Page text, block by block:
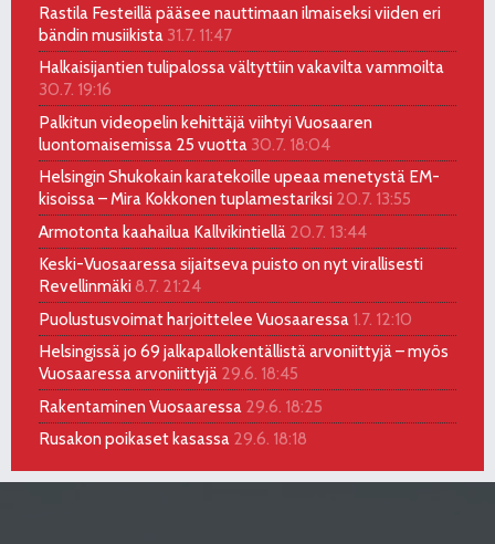
Rastila Festeillä pääsee nauttimaan ilmaiseksi viiden eri
bändin musiikista 31.7. 11:47
Halkaisijantien tulipalossa vältyttiin vakavilta vammoilta
30.7. 19:16
Palkitun videopelin kehittäjä viihtyi Vuosaaren
luontomaisemissa 25 vuotta 30.7. 18:04
Helsingin Shukokain karatekoille upeaa menetystä EM-
kisoissa – Mira Kokkonen tuplamestariksi 20.7. 13:55
Armotonta kaahailua Kallvikintiellä 20.7. 13:44
Keski-Vuosaaressa sijaitseva puisto on nyt virallisesti
Revellinmäki 8.7. 21:24
Puolustusvoimat harjoittelee Vuosaaressa 1.7. 12:10
Helsingissä jo 69 jalkapallokentällistä arvoniittyjä – myös
Vuosaaressa arvoniittyjä 29.6. 18:45
Rakentaminen Vuosaaressa 29.6. 18:25
Rusakon poikaset kasassa 29.6. 18:18